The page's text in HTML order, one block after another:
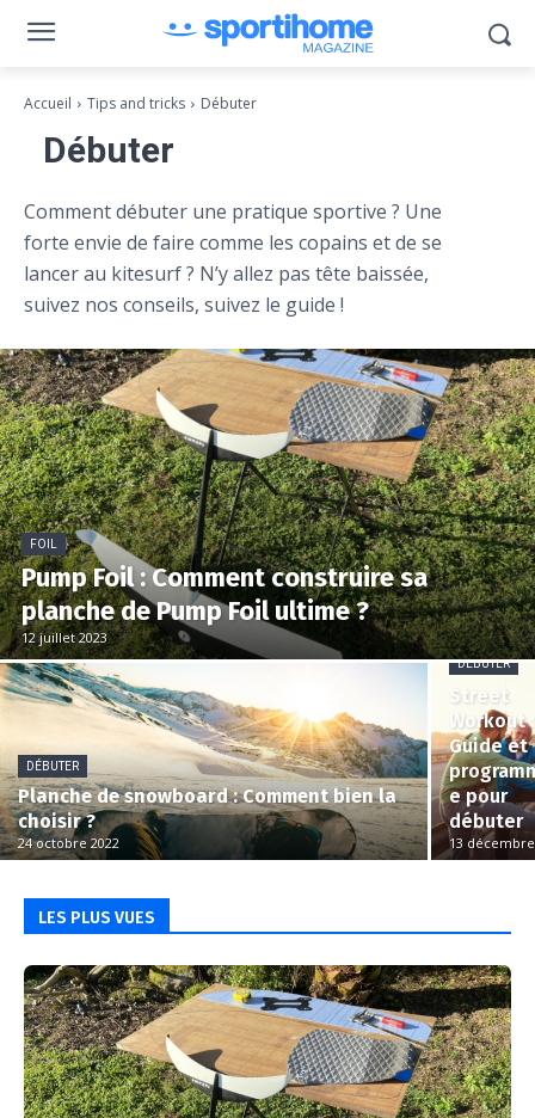
Accueil Tips and tricks Débuter
Débuter
Comment débuter une pratique sportive ? Une
forte envie de faire comme les copains et de se
lancer au kitesurf ? N’y allez pas tête baissée,
suivez nos conseils, suivez le guide !
FOIL
Pump Foil : Comment construire sa
planche de Pump Foil ultime ?
12 juillet 2023
DÉBUTER
Planche de snowboard : Comment bien la
choisir ?
24 octobre 2022
DÉBUTER
Street
Workout :
Guide et
e pour
débuter
13
LES PLUS VUES